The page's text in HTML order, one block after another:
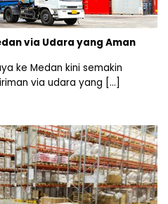
via Udara yang Aman
ke Medan kini semakin
via udara yang [...]